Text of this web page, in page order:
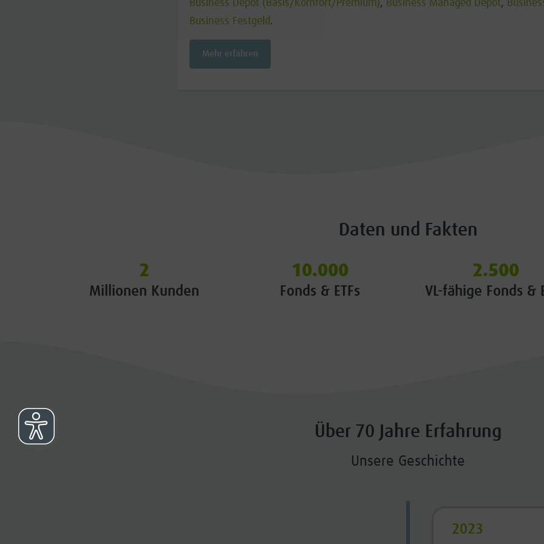
Business Depot (Basis/Komfort/Premium), Business Managed Depot,
Business Festgeld.
Mehr erfahren
Daten und Fakten
2
Millionen Kunden
10.000
Fonds & ETFs
2.500
VL-fähige Fonds &
Über 70 Jahre Erfahrung
Unsere Geschichte
2023